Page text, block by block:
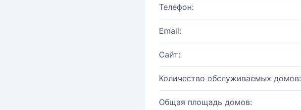
Телефон:
Email:
Сайт:
Количество обслуживаемых домов:
Общая площадь домов: